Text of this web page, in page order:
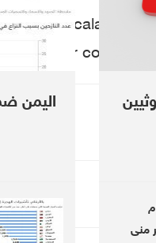
escalation
and our country".
منى
اليمن